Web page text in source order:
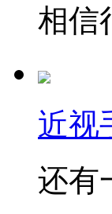
相信
近视
还有